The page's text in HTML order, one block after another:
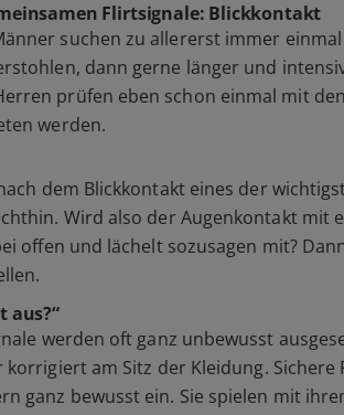
Flirtsignale: Blickkontakt
suchen zu allererst immer
dann gerne länger und
prüfen eben schon einmal mit
werden.
dem Blickkontakt eines der
Wird also der Augenkontakt mit
offen und lächelt sozusagen mit?
aus?“
werden oft ganz unbewusst
am Sitz der Kleidung. Sichere
ganz bewusst ein. Sie spielen mit